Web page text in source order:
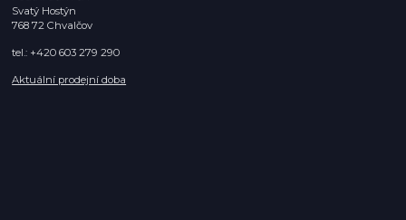
Svatý Hostýn
768 72 Chvalčov
tel.: +420 603 279 290
Aktuální prodejní doba